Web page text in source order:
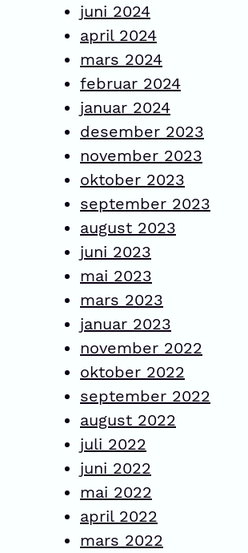
juni 2024
april 2024
mars 2024
februar 2024
januar 2024
desember 2023
november 2023
oktober 2023
september 2023
august 2023
juni 2023
mai 2023
mars 2023
januar 2023
november 2022
oktober 2022
september 2022
august 2022
juli 2022
juni 2022
mai 2022
april 2022
mars 2022